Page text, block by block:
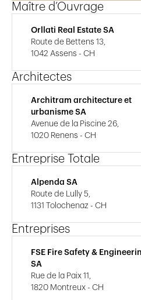
Maître d’Ouvrage
Orllati Real Estate SA
Route de Bettens 13,
1042 Assens - CH
Architectes
Architram architecture et
urbanisme SA
Avenue de la Piscine 26,
1020 Renens - CH
Entreprise Totale
Alpenda SA
Route de Lully 5,
1131 Tolochenaz - CH
Entreprises
FSE Fire Safety &
SA
Rue de la Paix 11,
1820 Montreux - CH